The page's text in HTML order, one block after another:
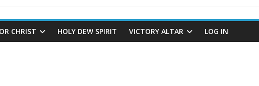
CHRIST HOLY DEW SPIRIT VICTORY ALTAR LOG IN